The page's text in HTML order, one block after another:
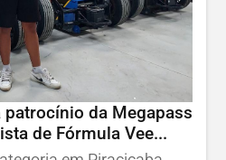
da Megapass
de Fórmula Vee...